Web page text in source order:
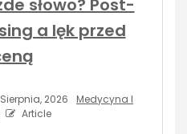
słowo? Post-
a lęk przed
2026
Medycyna I
Article